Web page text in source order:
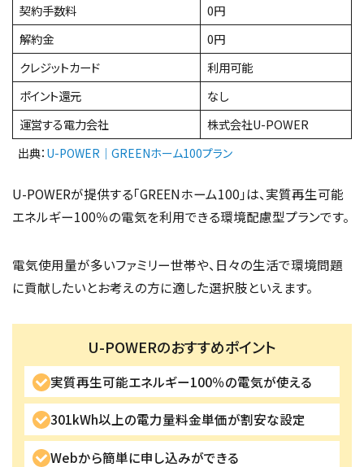
契約手数料
0円
解約金
0円
クレジットカード
利用可能
ポイント還元
なし
運営する電力会社
株式会社U-POWER
出典： U-POWER｜GREENホーム100プラン
U-POWERが提供する「GREENホーム100」は、実質再生可能
エネルギー100％の電気を利用できる環境配慮型プランです。
電気使用量が多いファミリー世帯や、日々の生活で環境問題
に貢献したいとお考えの方に適した選択肢といえます。
U-POWERのおすすめポイント
実質再生可能エネルギー100％の電気が使える
301kWh以上の電力量料金単価が割安な設定
Webから簡単に申し込みができる